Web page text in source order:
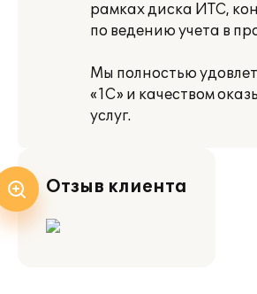
рамках диска ИТС,
по ведению учета в
Мы полностью
«1С» и качеством
услуг.
Отзыв клиента